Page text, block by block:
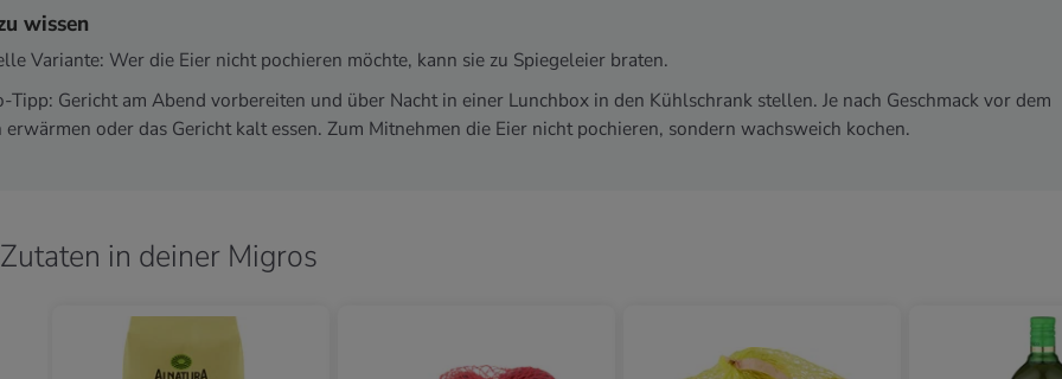
wissen
Variante: Wer die Eier nicht pochieren möchte, kann sie zu Spiegeleier braten.
Tipp: Gericht am Abend vorbereiten und über Nacht in einer Lunchbox in den Kühlschrank stellen. Je nach Geschmack vor dem
erwärmen oder das Gericht kalt essen. Zum Mitnehmen die Eier nicht pochieren, sondern wachsweich kochen.
Zutaten in deiner Migros